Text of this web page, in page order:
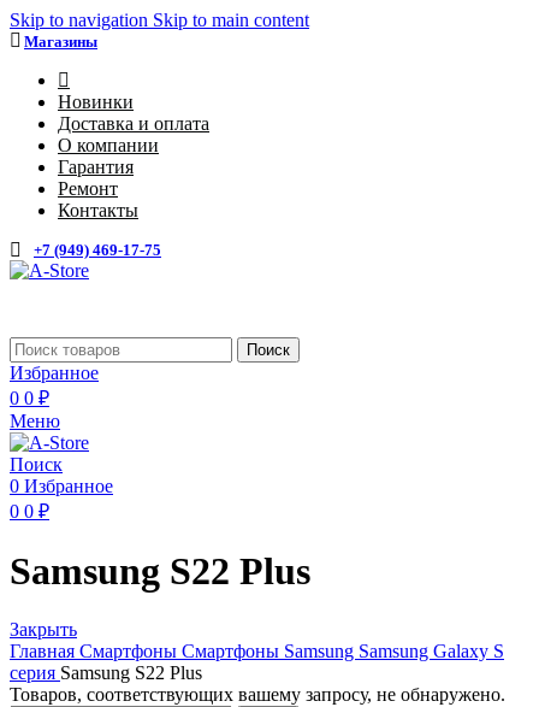
Skip to navigation Skip to main content
Магазины
Новинки
Доставка и оплата
О компании
Гарантия
Ремонт
Контакты
+7 (949) 469-17-75
Поиск
Избранное
0 0 ₽
Меню
Поиск
0 Избранное
0 0 ₽
Samsung S22 Plus
Закрыть
Главная Смартфоны Смартфоны Samsung Samsung Galaxy S
серия Samsung S22 Plus
Товаров, соответствующих вашему запросу, не обнаружено.